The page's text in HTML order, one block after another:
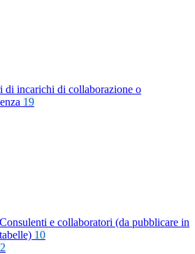
di incarichi di collaborazione o
19
Consulenti e collaboratori (da pubblicare in
tabelle) 10